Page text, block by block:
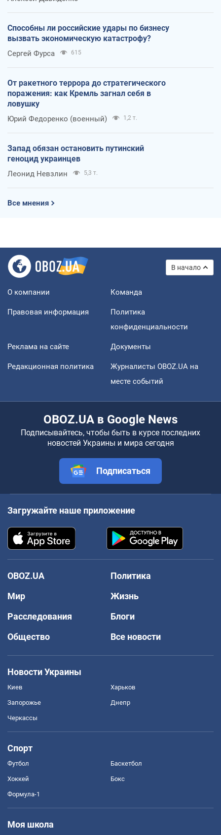
Способны ли российские удары по бизнесу
вызвать экономическую катастрофу?
Сергей Фурса 615
От ракетного террора до стратегического
поражения: как Кремль загнал себя в
ловушку
Юрий Федоренко (военный) 1,2 т.
Запад обязан остановить путинский
геноцид украинцев
Леонид Невзлин 5,3 т.
Все мнения
В начало
О компании Команда
Правовая информация
Политика
конфиденциальности
Реклама на сайте Документы
Редакционная политика
Журналисты OBOZ.UA на
месте событий
OBOZ.UA в Google News
Подписывайтесь, чтобы быть в курсе последних
новостей Украины и мира сегодня
Подписаться
Загружайте наше приложение
OBOZ.UA
Политика
Мир
Жизнь
Расследования
Блоги
Общество
Все новости
Новости Украины
Киев Харьков
Запорожье Днепр
Черкассы
Спорт
Футбол Баскетбол
Хоккей Бокс
Формула-1
Моя школа